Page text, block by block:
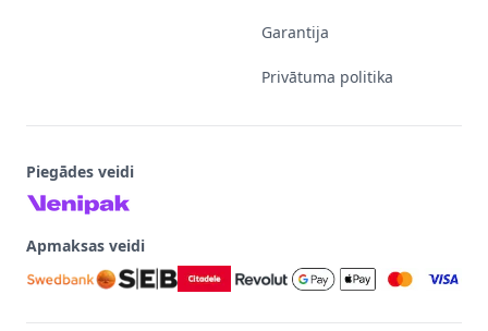
Garantija
Privātuma politika
Piegādes veidi
Apmaksas veidi